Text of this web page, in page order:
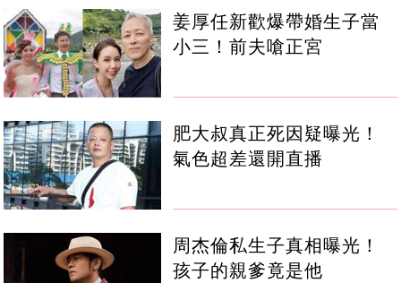
姜厚任新歡爆帶婚生子當
小三！前夫嗆正宮
肥大叔真正死因疑曝光！
氣色超差還開直播
周杰倫私生子真相曝光！
孩子的親爹竟是他